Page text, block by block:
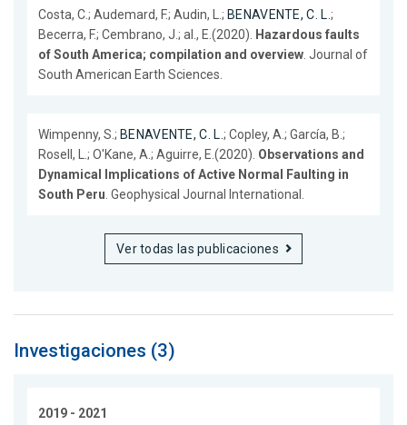
Costa, C.; Audemard, F.; Audin, L.; BENAVENTE, C. L. ;
Becerra, F.; Cembrano, J.; al., E.(2020).
Hazardous faults
of South America; compilation and overview . Journal of
South American Earth Sciences.
Wimpenny, S.; BENAVENTE, C. L. ; Copley, A.; García, B.;
Rosell, L.; O'Kane, A.; Aguirre, E.(2020). Observations and
Dynamical Implications of Active Normal Faulting in
South Peru . Geophysical Journal International.
Ver todas las publicaciones
Investigaciones (3)
2019 - 2021